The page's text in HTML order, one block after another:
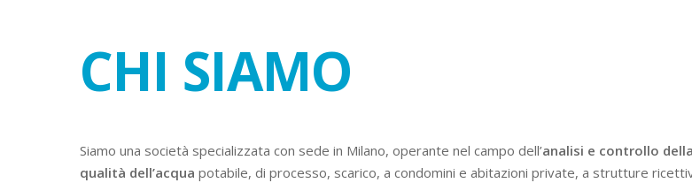
CHI SIAMO
Siamo una società specializzata con sede in Milano, operante nel campo dell’analisi e controllo della
qualità dell’acquapotabile, di processo, scarico, a condomini e abitazioni private, a strutture